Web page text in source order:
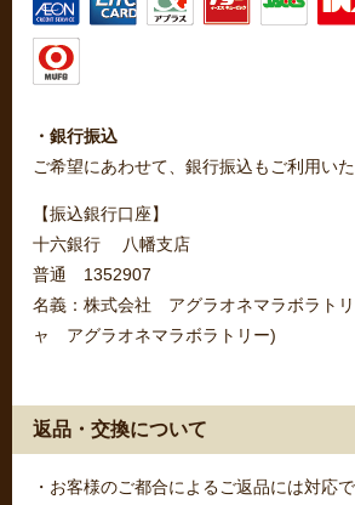
・銀行振込
ご希望にあわせて、銀行振込もご利用いた
【振込銀行口座】
十六銀行 八幡支店
普通 1352907
名義：株式会社 アグラオネマラボラト
ャ アグラオネマラボラトリー)
返品・交換について
・お客様のご都合によるご返品には対応